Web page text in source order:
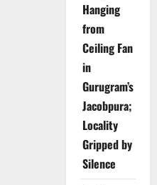
Hanging
from
Ceiling Fan
in
Gurugram’s
Jacobpura;
Locality
Gripped by
Silence